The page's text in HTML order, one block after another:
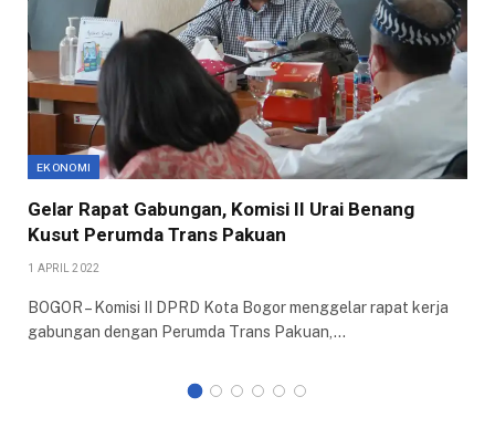
EKONOMI
Gelar Rapat Gabungan, Komisi II Urai Benang
Kusut Perumda Trans Pakuan
1 APRIL 2022
BOGOR – Komisi II DPRD Kota Bogor menggelar rapat kerja
gabungan dengan Perumda Trans Pakuan,…